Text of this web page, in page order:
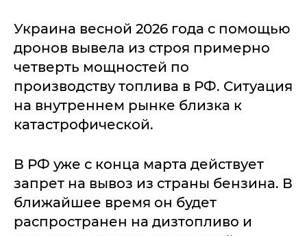
Украина весной 2026 года с помощью
дронов вывела из строя примерно
четверть мощностей по
производству топлива в РФ. Ситуация
на внутреннем рынке близка к
катастрофической.
В РФ уже с конца марта действует
запрет на вывоз из страны бензина. В
ближайшее время он будет
распространен на дизтопливо и